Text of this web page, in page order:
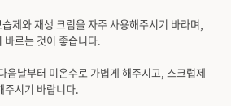
제와 재생 크림을 자주 사용해주시기 바라며,
르는 것이 좋습니다.
음날부터 미온수로 가볍게 해주시고, 스크럽제
시기 바랍니다.